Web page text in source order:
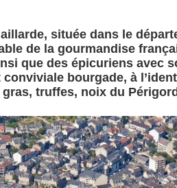
située dans le
de la gourmandise
que des épicuriens avec
bourgade, à
truffes, noix du